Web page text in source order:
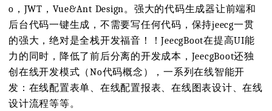
o，JWT，Vue&Ant Design。强大的代码生成器让前端和
后台代码一键生成，不需要写任何代码，保持jeecg一贯
的强大，绝对是全栈开发福音！！JeecgBoot在提高UI能
力的同时，降低了前后分离的开发成本，JeecgBoot还独
创在线开发模式（No代码概念），一系列在线智能开
发：在线配置表单、在线配置报表、在线图表设计、在线
设计流程等等。